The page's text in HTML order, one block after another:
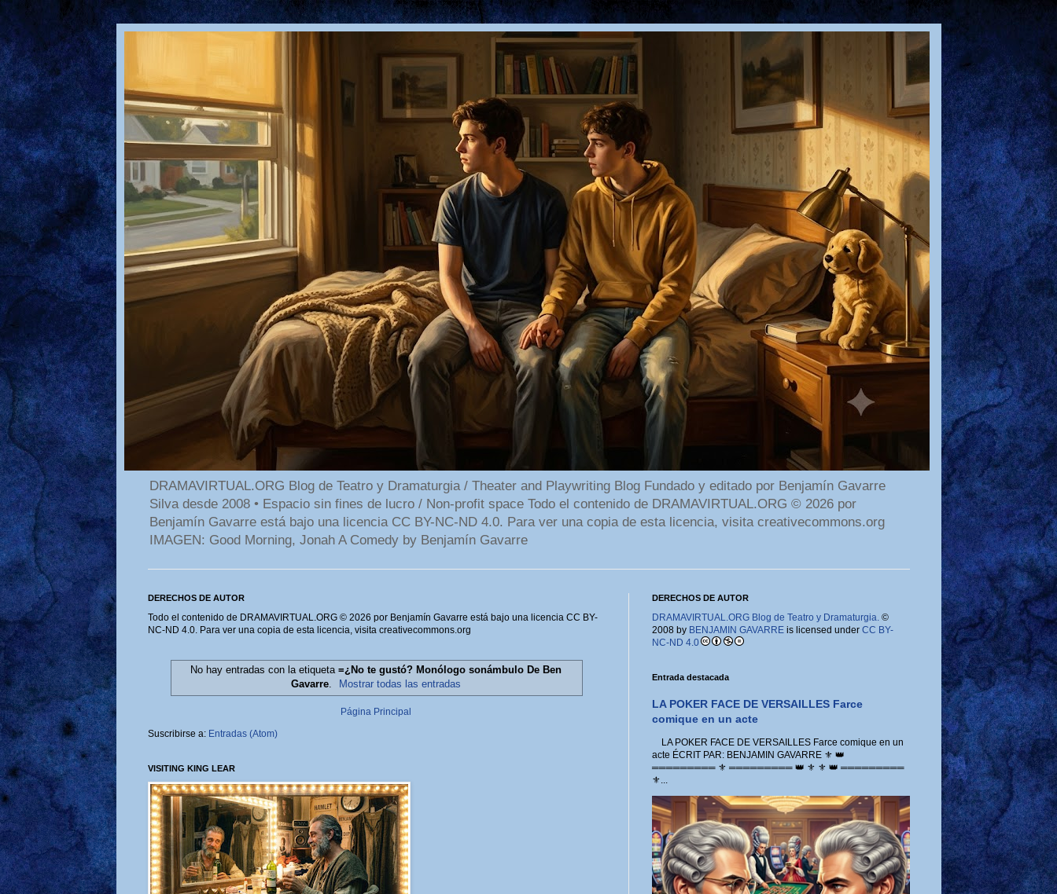
DRAMAVIRTUAL.ORG Blog de Teatro y Dramaturgia / Theater and Playwriting Blog Fundado y editado por Benjamín Gavarre
Silva desde 2008 • Espacio sin fines de lucro / Non-profit space Todo el contenido de DRAMAVIRTUAL.ORG © 2026 por
Benjamín Gavarre está bajo una licencia CC BY-NC-ND 4.0. Para ver una copia de esta licencia, visita creativecommons.org
IMAGEN: Good Morning, Jonah A Comedy by Benjamín Gavarre
DERECHOS DE AUTOR
Todo el contenido de DRAMAVIRTUAL.ORG © 2026 por Benjamín Gavarre está bajo una licencia CC BY-
NC-ND 4.0. Para ver una copia de esta licencia, visita creativecommons.org
No hay entradas con la etiqueta =¿No te gustó? Monólogo sonámbulo De Ben
Gavarre. Mostrar todas las entradas
Página Principal
Suscribirse a: Entradas (Atom)
VISITING KING LEAR
DERECHOS DE AUTOR
DRAMAVIRTUAL.ORG Blog de Teatro y Dramaturgia.©
2008 by BENJAMIN GAVARREis licensed under CC BY-
NC-ND 4.0
Entrada destacada
LA POKER FACE DE VERSAILLES Farce
comique en un acte
LA POKER FACE DE VERSAILLES Farce comique en un
acte ÉCRIT PAR: BENJAMIN GAVARRE ⚜️ 👑
═════════ ⚜️ ═════════ 👑 ⚜️ ⚜️ 👑 ═════════
⚜...